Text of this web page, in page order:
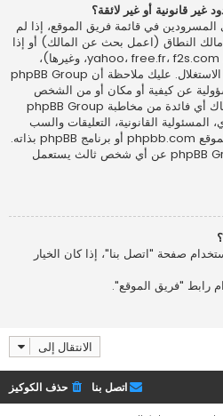
قانونية أو غير لائقة؟
في قائمة فريق الموقع، إذا لم
النطاق (اعمل بحث عن المالك) أو إذا
كان المنتدى في موقع مجاني (مثل yahoo، free.fr، f2s.com، وغيرها)،
فخاطب إدارة الموقع أو إدارة سوء الاستغلال. عليك ملاحظة أن phpBB Group
عن كيفية أو مكان أو من الشخص
الذي يستعمل هذا المنتدى. ليس هناك أي فائدة من مخاطبة phpBB Group
المسئولية القانونية، التعليقات والسب
العلني، وغيرها) لها علاقة مباشرة بموقع phpbb.com أو برنامج phpBB بذاته.
إن أرسلت رسالة الكترونية لـ phpBB Group عن أي شخص ثالث يستعمل
صفحة "اتصل بنا"، إذا كان الخيار
رابط "فريق الموقع".
الانتقال إلى
حذف الكوكيز اتصل بنا